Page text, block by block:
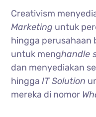
Creativism
Marketing untuk
hingga perusahaan
untuk menghandle
dan menyediakan
hinggaIT Solution
mereka di nomor